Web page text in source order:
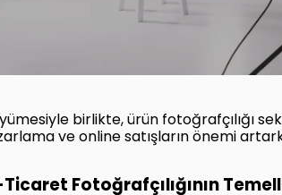
birlikte, ürün fotoğrafçılığı
ve online satışların önemi
Ticaret Fotoğrafçılığının